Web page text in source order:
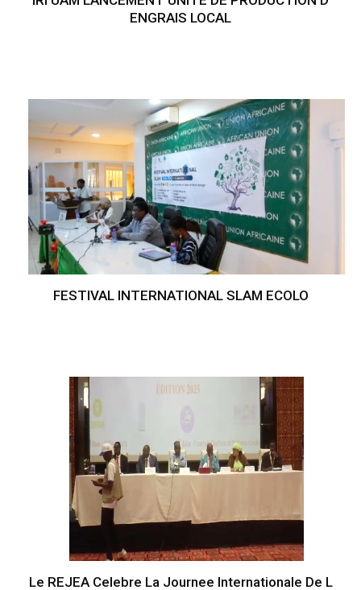
ENGRAIS LOCAL
FESTIVAL INTERNATIONAL SLAM ECOLO
Le REJEA Celebre La Journee Internationale De L